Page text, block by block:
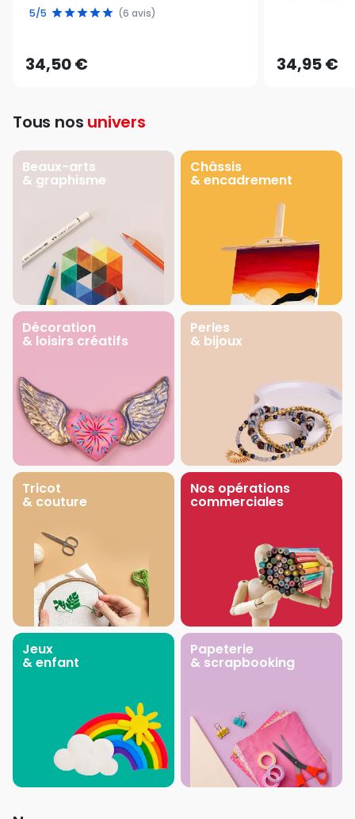
5/5 (6 avis)
34,50 € 34,95 €
Tous nos univers
Beaux-arts
& graphisme
Châssis
& encadrement
Décoration
& loisirs créatifs
Perles
& bijoux
Tricot
& couture
Nos opérations
commerciales
Jeux
& enfant
Papeterie
& scrapbooking